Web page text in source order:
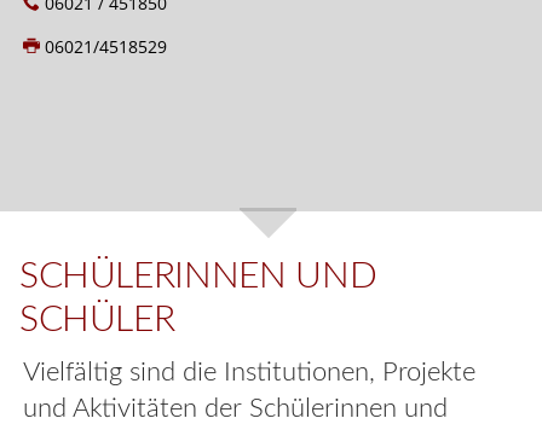
06021/4518529
SCHÜLERINNEN UND
SCHÜLER
Vielfältig sind die Institutionen, Projekte
und Aktivitäten der Schülerinnen und